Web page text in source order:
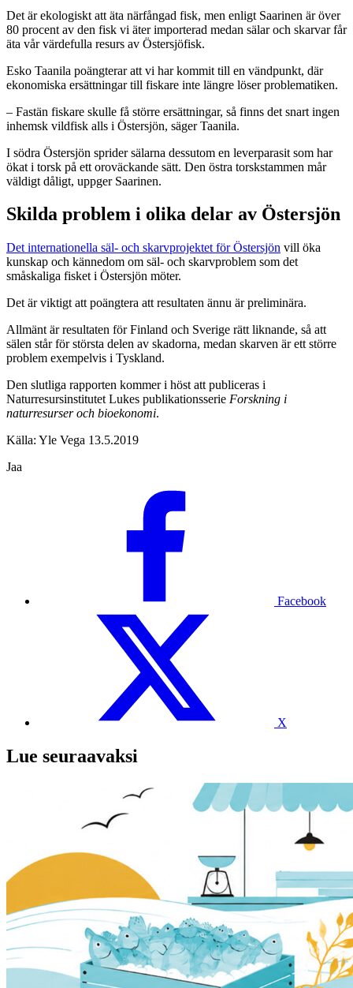
Det är ekologiskt att äta närfångad fisk, men enligt Saarinen är över
80 procent av den fisk vi äter importerad medan sälar och skarvar får
äta vår värdefulla resurs av Östersjöfisk.
Esko Taanila poängterar att vi har kommit till en vändpunkt, där
ekonomiska ersättningar till fiskare inte längre löser problematiken.
– Fastän fiskare skulle få större ersättningar, så finns det snart ingen
inhemsk vildfisk alls i Östersjön, säger Taanila.
I södra Östersjön sprider sälarna dessutom en leverparasit som har
ökat i torsk på ett oroväckande sätt. Den östra torskstammen mår
väldigt dåligt, uppger Saarinen.
Skilda problem i olika delar av Östersjön
Det internationella säl- och skarvprojektet för Östersjön vill öka
kunskap och kännedom om säl- och skarvproblem som det
småskaliga fisket i Östersjön möter.
Det är viktigt att poängtera att resultaten ännu är preliminära.
Allmänt är resultaten för Finland och Sverige rätt liknande, så att
sälen står för största delen av skadorna, medan skarven är ett större
problem exempelvis i Tyskland.
Den slutliga rapporten kommer i höst att publiceras i
Naturresursinstitutet Lukes publikationsserie Forskning i
naturresurser och bioekonomi.
Källa: Yle Vega 13.5.2019
Jaa
Facebook
X
Lue seuraavaksi